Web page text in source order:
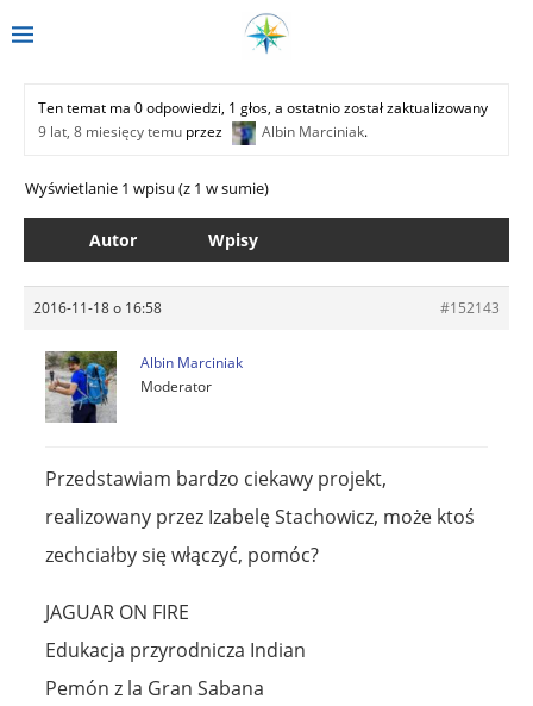
Ten temat ma 0 odpowiedzi, 1 głos, a ostatnio został zaktualizowany
9 lat, 8 miesięcy temu przez Albin Marciniak.
Wyświetlanie 1 wpisu (z 1 w sumie)
Autor Wpisy
2016-11-18 o 16:58 #152143
Albin Marciniak
Moderator
Przedstawiam bardzo ciekawy projekt,
realizowany przez Izabelę Stachowicz, może ktoś
zechciałby się włączyć, pomóc?
JAGUAR ON FIRE
Edukacja przyrodnicza Indian
Pemón z la Gran Sabana